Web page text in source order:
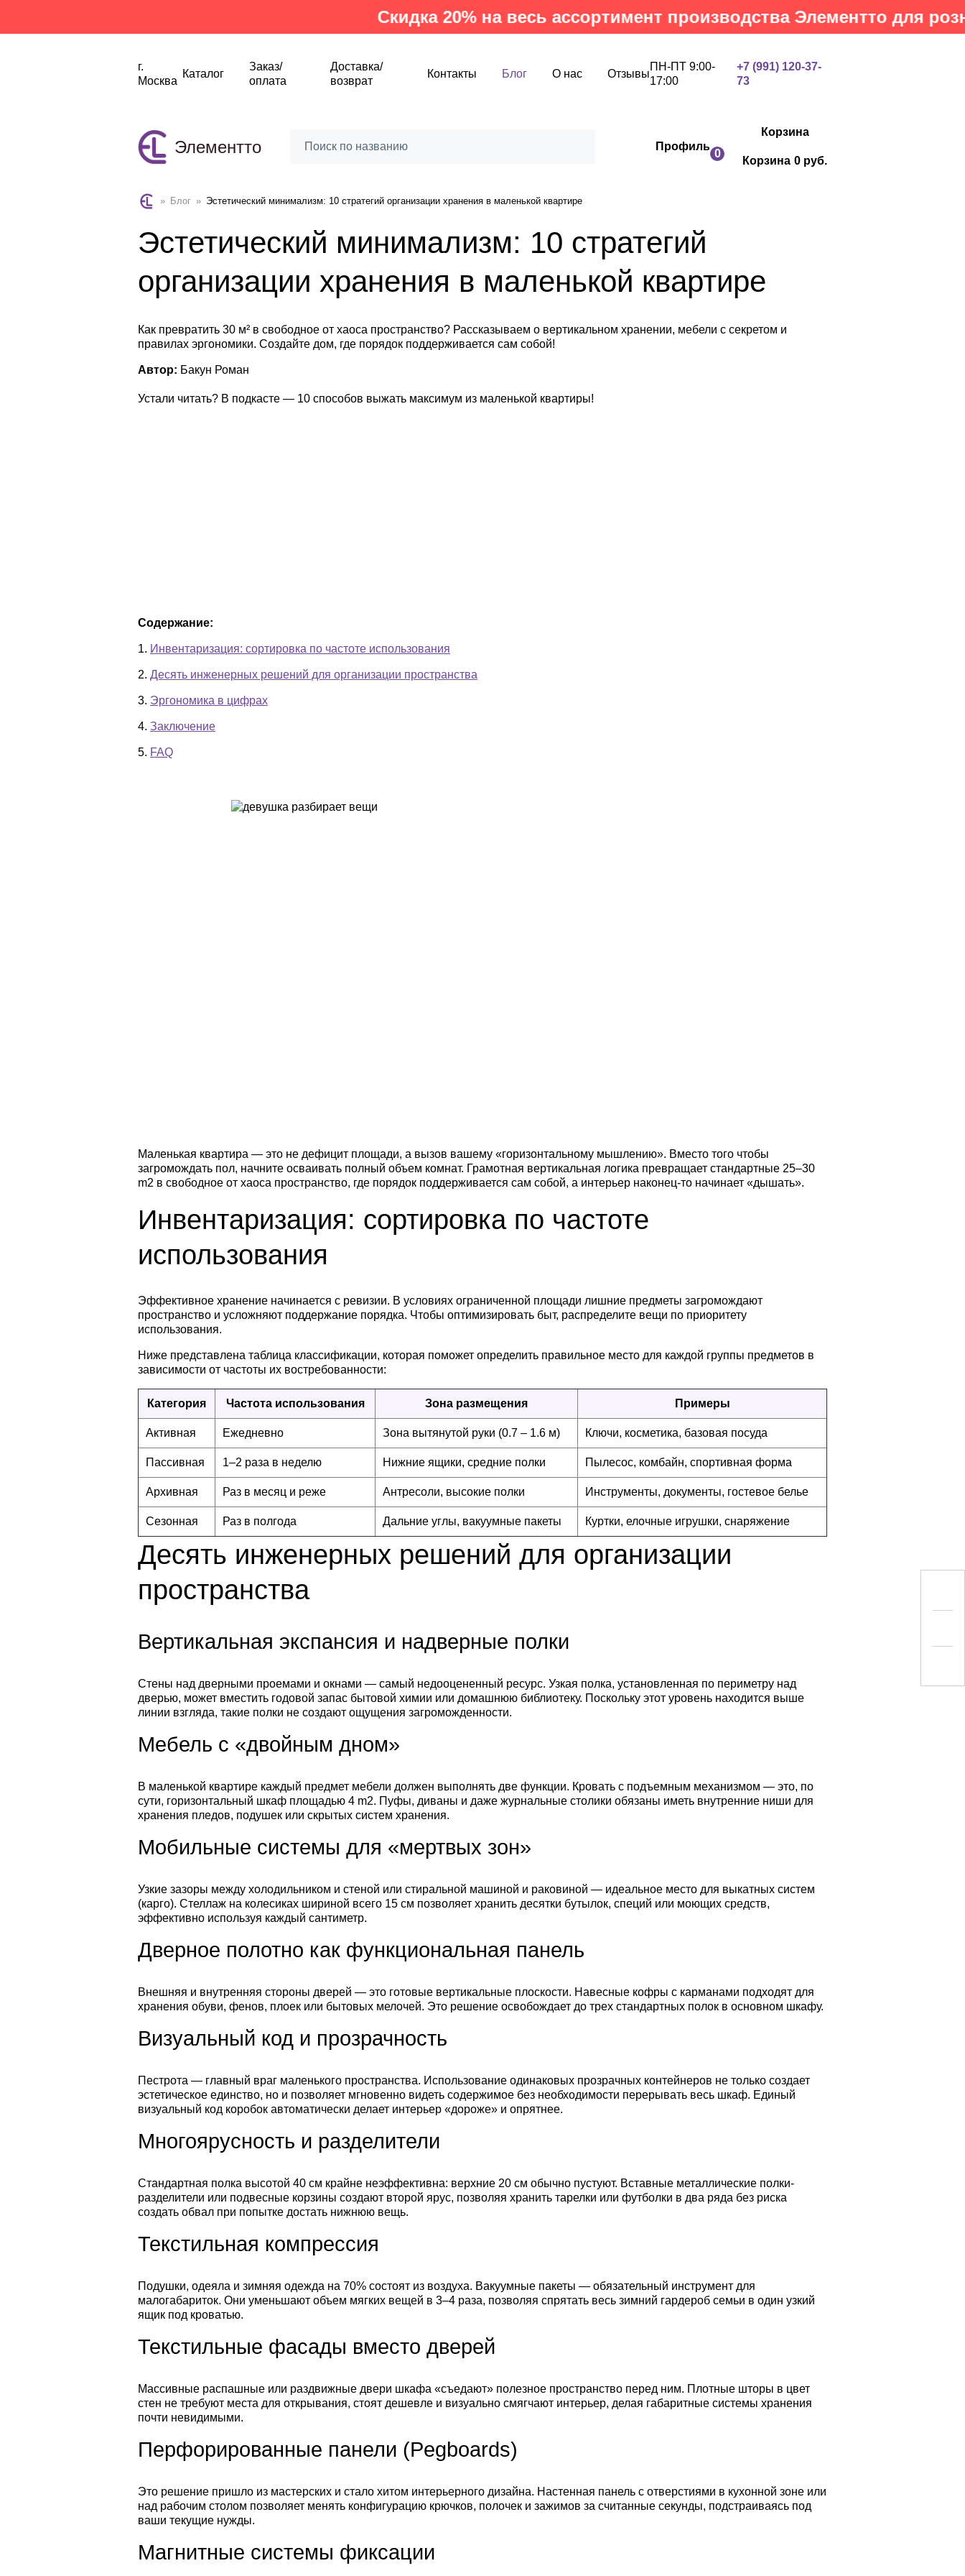
Скидка 20% на весь ассортимент производства Элементто для
г.
Москва
Каталог
Заказ/
оплата
Доставка/
возврат
Контакты Блог О нас Отзывы
ПН-ПТ 9:00-
17:00
+7 (991) 120-37-
73
Элементто Профиль
Корзина
0
Корзина 0 руб.
» Блог » Эстетический минимализм: 10 стратегий организации хранения в маленькой квартире
Эстетический минимализм: 10 стратегий
организации хранения в маленькой квартире
Как превратить 30 м² в свободное от хаоса пространство? Рассказываем о вертикальном хранении, мебели с секретом и
правилах эргономики. Создайте дом, где порядок поддерживается сам собой!
Автор: Бакун Роман
Устали читать? В подкасте — 10 способов выжать максимум из маленькой квартиры!
Содержание:
1. Инвентаризация: сортировка по частоте использования
2. Десять инженерных решений для организации пространства
3. Эргономика в цифрах
4. Заключение
5. FAQ
Маленькая квартира — это не дефицит площади, а вызов вашему «горизонтальному мышлению». Вместо того чтобы
загромождать пол, начните осваивать полный объем комнат. Грамотная вертикальная логика превращает стандартные 25–30
m2 в свободное от хаоса пространство, где порядок поддерживается сам собой, а интерьер наконец-то начинает «дышать».
Инвентаризация: сортировка по частоте
использования
Эффективное хранение начинается с ревизии. В условиях ограниченной площади лишние предметы загромождают
пространство и усложняют поддержание порядка. Чтобы оптимизировать быт, распределите вещи по приоритету
использования.
Ниже представлена таблица классификации, которая поможет определить правильное место для каждой группы предметов в
зависимости от частоты их востребованности:
Категория Частота использования Зона размещения Примеры
Активная Ежедневно Зона вытянутой руки (0.7 – 1.6 м) Ключи, косметика, базовая посуда
Пассивная 1–2 раза в неделю Нижние ящики, средние полки Пылесос, комбайн, спортивная форма
Архивная Раз в месяц и реже Антресоли, высокие полки Инструменты, документы, гостевое белье
Сезонная Раз в полгода Дальние углы, вакуумные пакеты Куртки, елочные игрушки, снаряжение
Десять инженерных решений для организации
пространства
Вертикальная экспансия и надверные полки
Стены над дверными проемами и окнами — самый недооцененный ресурс. Узкая полка, установленная по периметру над
дверью, может вместить годовой запас бытовой химии или домашнюю библиотеку. Поскольку этот уровень находится выше
линии взгляда, такие полки не создают ощущения загроможденности.
Мебель с «двойным дном»
В маленькой квартире каждый предмет мебели должен выполнять две функции. Кровать с подъемным механизмом — это, по
сути, горизонтальный шкаф площадью 4 m2. Пуфы, диваны и даже журнальные столики обязаны иметь внутренние ниши для
хранения пледов, подушек или скрытых систем хранения.
Мобильные системы для «мертвых зон»
Узкие зазоры между холодильником и стеной или стиральной машиной и раковиной — идеальное место для выкатных систем
(карго). Стеллаж на колесиках шириной всего 15 см позволяет хранить десятки бутылок, специй или моющих средств,
эффективно используя каждый сантиметр.
Дверное полотно как функциональная панель
Внешняя и внутренняя стороны дверей — это готовые вертикальные плоскости. Навесные кофры с карманами подходят для
хранения обуви, фенов, плоек или бытовых мелочей. Это решение освобождает до трех стандартных полок в основном шкафу.
Визуальный код и прозрачность
Пестрота — главный враг маленького пространства. Использование одинаковых прозрачных контейнеров не только создает
эстетическое единство, но и позволяет мгновенно видеть содержимое без необходимости перерывать весь шкаф. Единый
визуальный код коробок автоматически делает интерьер «дороже» и опрятнее.
Многоярусность и разделители
Стандартная полка высотой 40 см крайне неэффективна: верхние 20 см обычно пустуют. Вставные металлические полки-
разделители или подвесные корзины создают второй ярус, позволяя хранить тарелки или футболки в два ряда без риска
создать обвал при попытке достать нижнюю вещь.
Текстильная компрессия
Подушки, одеяла и зимняя одежда на 70% состоят из воздуха. Вакуумные пакеты — обязательный инструмент для
малогабариток. Они уменьшают объем мягких вещей в 3–4 раза, позволяя спрятать весь зимний гардероб семьи в один узкий
ящик под кроватью.
Текстильные фасады вместо дверей
Массивные распашные или раздвижные двери шкафа «съедают» полезное пространство перед ним. Плотные шторы в цвет
стен не требуют места для открывания, стоят дешевле и визуально смягчают интерьер, делая габаритные системы хранения
почти невидимыми.
Перфорированные панели (Pegboards)
Это решение пришло из мастерских и стало хитом интерьерного дизайна. Настенная панель с отверстиями в кухонной зоне или
над рабочим столом позволяет менять конфигурацию крючков, полочек и зажимов за считанные секунды, подстраиваясь под
ваши текущие нужды.
Магнитные системы фиксации